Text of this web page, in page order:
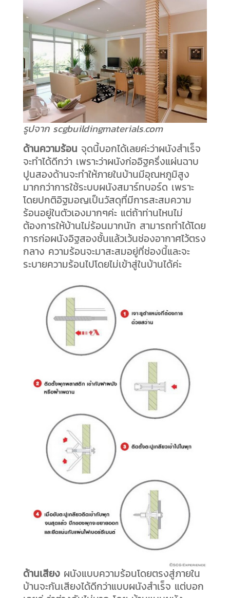
รูปจาก scgbuildingmaterials.com
ด้านความร้อน จุดนี้บอกได้เลยค่ะว่าผนังสำเร็จ
จะทำได้ดีกว่า เพราะว่าผนังก่ออิฐครึ่งแผ่นฉาบ
ปูนสองด้านจะทำให้ภายในบ้านมีอุณหภูมิสูง
มากกว่าการใช้ระบบผนังสมาร์ทบอร์ด เพราะ
โดยปกติอิฐมอญเป็นวัสดุที่มีการสะสมความ
ร้อนอยู่ในตัวเองมากๆค่ะ แต่ถ้าท่านไหนไม่
ต้องการให้บ้านไม่ร้อนมากนัก สามารถทำได้โดย
การก่อผนังอิฐสองชั้นแล้วเว้นช่องอากาศไว้ตรง
กลาง ความร้อนจะมาสะสมอยู่ที่ช่องนี้และจะ
ระบายความร้อนไปโดยไม่เข้าสู่ในบ้านได้ค่ะ
ด้านเสียง ผนังแบบความร้อนโดยตรงสู่ภายใน
บ้านจะกันเสียงได้ดีกว่าแบบผนังสำเร็จ แต่บอก